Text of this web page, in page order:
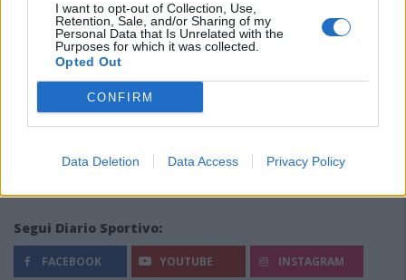
I want to opt-out of Collection, Use,
Retention, Sale, and/or Sharing of my
Personal Data that Is Unrelated with the
Purposes for which it was collected.
Opted Out
CONFIRM
Data Deletion Data Access Privacy Policy
Segui Diario Sportivo:
FACEBOOK YOUTUBE INSTAGRAM